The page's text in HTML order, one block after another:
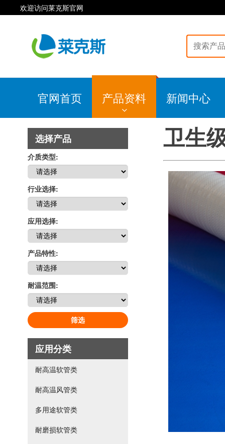
欢迎访问莱克斯官网
官网首页 产品资料 新闻中心
选择产品
介质类型:
行业选择:
应用选择:
产品特性:
耐温范围:
筛选
应用分类
耐高温软管类
耐高温风管类
多用途软管类
耐磨损软管类
卫生